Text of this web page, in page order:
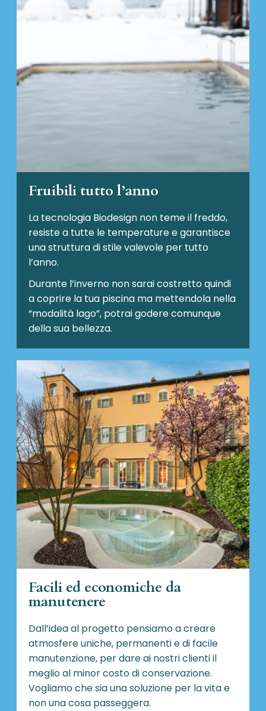
Fruibili tutto l’anno
La tecnologia Biodesign non teme il freddo,
resiste a tutte le temperature e garantisce
una struttura di stile valevole per tutto
l’anno.
Durante l’inverno non sarai costretto quindi
a coprire la tua piscina ma mettendola nella
“modalità lago”, potrai godere comunque
della sua bellezza.
Facili ed economiche da
manutenere
Dall’idea al progetto pensiamo a creare
atmosfere uniche, permanenti e di facile
manutenzione, per dare ai nostri clienti il
meglio al minor costo di conservazione.
Vogliamo che sia una soluzione per la vita e
non una cosa passeggera.